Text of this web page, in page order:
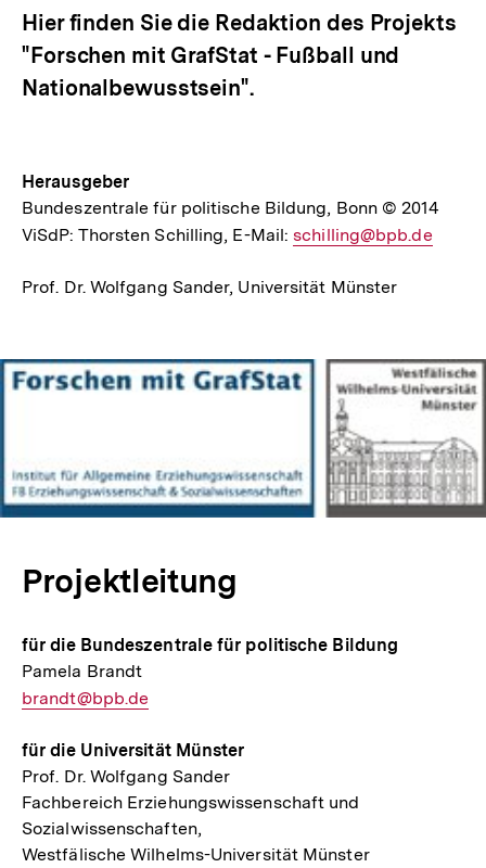
Hier finden Sie die Redaktion des Projekts
"Forschen mit GrafStat - Fußball und
Nationalbewusstsein".
Herausgeber
Bundeszentrale für politische Bildung, Bonn © 2014
ViSdP: Thorsten Schilling, E-Mail:E-
Link:
schilling@bpb.de
Prof. Dr. Wolfgang Sander, Universität Münster
Lightbox
öffnen
Projektleitung
für die Bundeszentrale für politische Bildung
Pamela Brandt
E-
Link:
brandt@bpb.de
für die Universität Münster
Prof. Dr. Wolfgang Sander
Fachbereich Erziehungswissenschaft und
Sozialwissenschaften,
Westfälische Wilhelms-Universität Münster